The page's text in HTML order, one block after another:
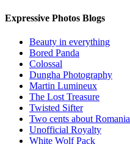
Expressive Photos Blogs
Beauty in everything
Bored Panda
Colossal
Dungha Photography
Martin Lumineux
The Lost Treasure
Twisted Sifter
Two cents about Romania
Unofficial Royalty
White Wolf Pack